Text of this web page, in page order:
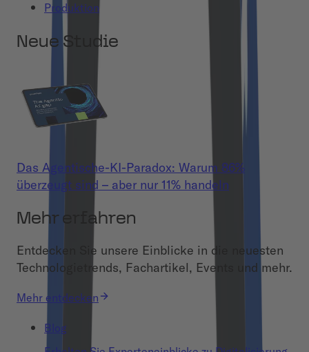
Produktion
Neue Studie
Das Agentische-KI-Paradox: Warum 86%
überzeugt sind – aber nur 11% handeln
Mehr erfahren
Entdecken Sie unsere Einblicke in die neuesten
Technologietrends, Fachartikel, Events und mehr.
Mehr entdecken
Blog